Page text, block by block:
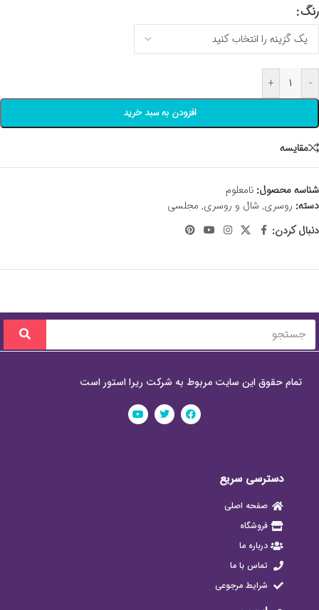
رنگ
-
+
افزودن به سبد خرید
مقايسه
شناسه محصول: نامعلوم
دسته: روسری, شال و روسری, مجلسی
دنبال کردن:
تمام حقوق این سایت مربوط به شرکت ریرا استور است
دسترسی سریع
صفحه اصلی
فروشگاه
درباره ما
تماس با ما
شرایط مرجوعی